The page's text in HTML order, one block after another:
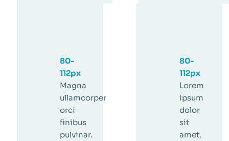
80-
112px
Magna
ullamcorper
orci
finibus
pulvinar.
80-
112px
Lorem
ipsum
dolor
sit
amet,